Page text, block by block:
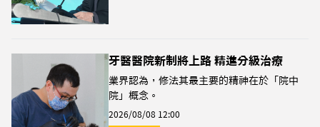
牙醫醫院新制將上路 精進分級治療
業界認為，修法其最主要的精神在於「院中
院」概念。
2026/08/08 12:00